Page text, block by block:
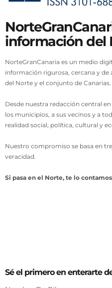
información del
NorteGranCanaria es un medio
información rigurosa, cercana y
del Norte y el conjunto de Canarias.
Desde nuestra redacción central
los municipios, a sus vecinos y a
realidad social, política, cultural y
Nuestro compromiso se basa en
veracidad.
Si pasa en el Norte, te lo
Sé el primero en enterarte